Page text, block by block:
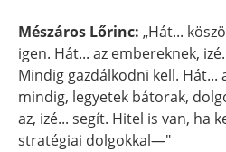
Mészáros Lőrinc: „Hát...
igen. Hát... az embereknek,
Mindig gazdálkodni kell.
mindig, legyetek bátorak,
az, izé... segít. Hitel is van, ha
stratégiai dolgokkal—"